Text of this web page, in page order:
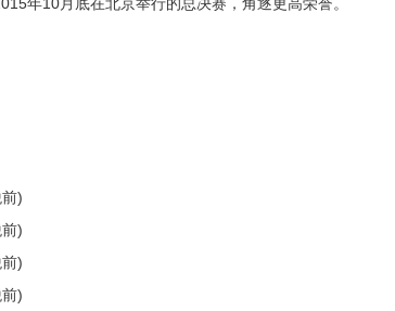
年10月底在北京举行的总决赛，角逐更高荣誉。
)
)
)
)